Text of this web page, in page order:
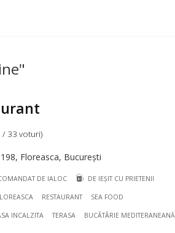
/ 33 voturi)
Floreasca, București
DE IALOC DE IEȘIT CU PRIETENII
RESTAURANT SEA FOOD
INCALZITA TERASA BUCÃTÃRIE MEDITERANEANĂ